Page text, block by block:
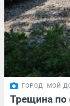
ГОРОД МОЙ
Трещина по